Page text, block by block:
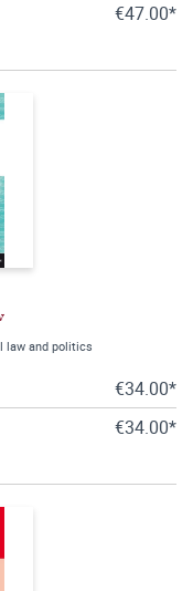
€47.00*
law and politics
€34.00*
€34.00*